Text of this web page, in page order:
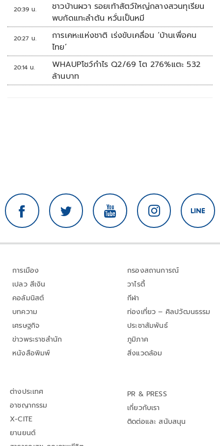
20:39 น.
ชาวบ้านผวา รอยเท้าสัตว์ใหญ่กลางสวนทุเรียน
พบกัดแทะลำต้น หวั่นเป็นหมี
20:27 น.
การเคหะแห่งชาติ เร่งขับเคลื่อน ‘บ้านเพื่อคน
ไทย’
20:14 น.
WHAUPโชว์กำไร Q2/69 โต 276%แตะ 532
ล้านบาท
การเมือง
เปลว สีเงิน
คอลัมนิสต์
บทความ
เศรษฐกิจ
ข่าวพระราชสำนัก
หนังสือพิมพ์
กรองสถานการณ์
วาไรตี้
กีฬา
ท่องเที่ยว – ศิลปวัฒนธรรม
ประชาสัมพันธ์
ภูมิภาค
สิ่งแวดล้อม
ต่างประเทศ
อาชญากรรม
X-CITE
ยานยนต์
PR & PRESS
เกี่ยวกับเรา
ติดต่อและ สนับสนุน